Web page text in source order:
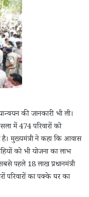
की जानकारी भी ली।
में 474 परिवारों को
है। मुख्यमंत्री ने कहा कि आवास
को भी योजना का लाभ
पहले 18 लाख प्रधानमंत्री
परिवारों का पक्के घर का